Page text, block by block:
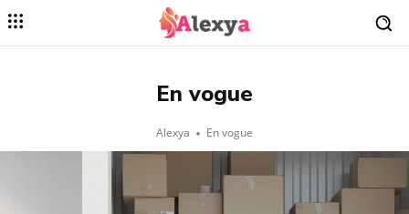
En vogue
Alexya En vogue